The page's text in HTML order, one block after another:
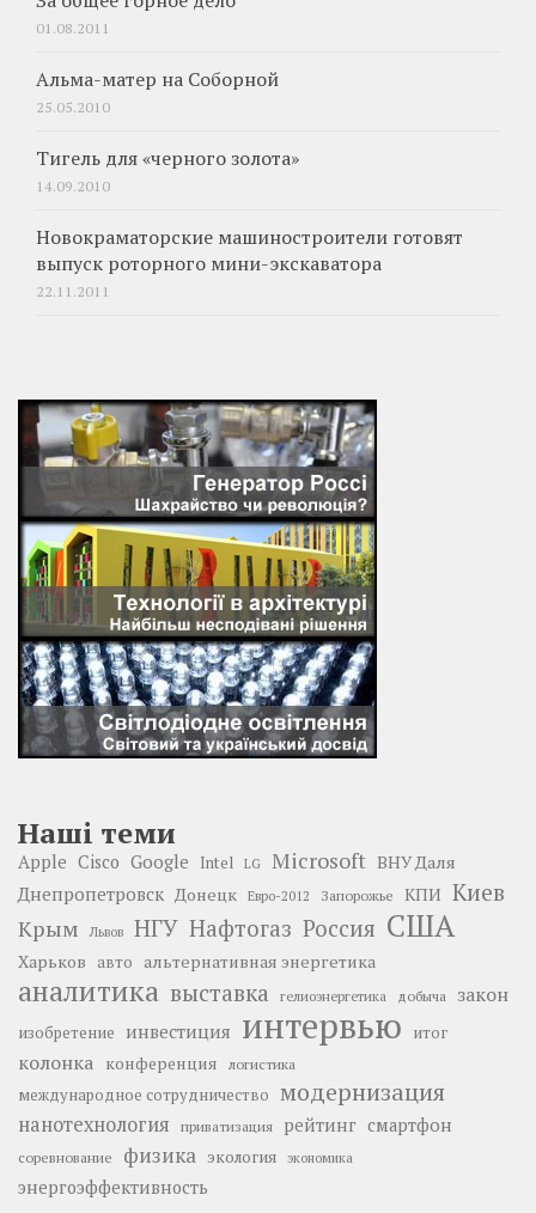
01.08.2011
Альма-матер на Соборной
25.05.2010
Тигель для «черного золота»
14.09.2010
Новокраматорские машиностроители готовят
выпуск роторного мини-экскаватора
22.11.2011
Наші теми
Apple Cisco Google Intel LG Microsoft ВНУ Даля
Днепропетровск Донецк Евро-2012 Запорожье КПИ Киев
Крым Львов НГУ Нафтогаз Россия США
Харьков авто альтернативная энергетика
аналитика выставка гелиоэнергетика добыча закон
изобретение инвестиция интервью итог
колонка конференция логистика
международное сотрудничество модернизация
нанотехнология приватизация рейтинг смартфон
соревнование физика экология экономика
энергоэффективность